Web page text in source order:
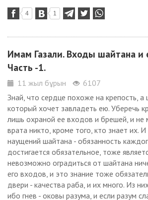
4 1
Имам Газали. Входы шайтана и
Часть -1.
11 жыл бұрын
6107
Знай, что сердце похоже на крепость, а
который хочет завладеть ею. Уберечь
лишь охраной ее входов и брешей, и не
врата никто, кроме того, кто знает их.
наущений шайтана - обязанность
достигается обязательное, тоже
невозможно оградиться от шайтана
его входов, и это знание тоже
двери - качества раба, и их много. Из
ибо гнев - оковы разума, и если разум